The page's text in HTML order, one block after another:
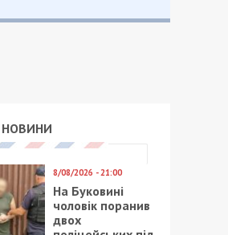
НОВИНИ
8/08/2026 - 21:00
На Буковині
чоловік поранив
двох